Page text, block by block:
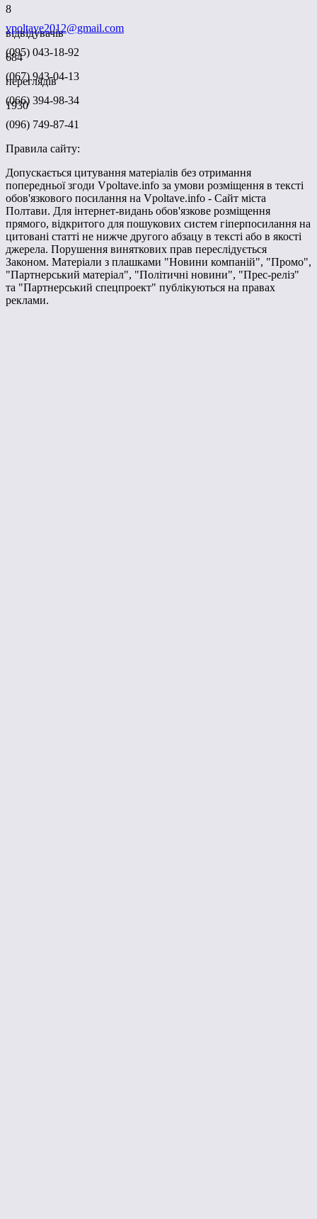
8
відвідувачів
684
переглядів
1930
vpoltave2012@gmail.com
(095) 043-18-92
(067) 943-04-13
(066) 394-98-34
(096) 749-87-41
Правила сайту:
Допускається цитування матеріалів без отримання
попередньої згоди Vpoltave.info за умови розміщення в тексті
обов'язкового посилання на Vpoltave.info - Сайт міста
Полтави. Для інтернет-видань обов'язкове розміщення
прямого, відкритого для пошукових систем гіперпосилання на
цитовані статті не нижче другого абзацу в тексті або в якості
джерела. Порушення виняткових прав переслідується
Законом. Матеріали з плашками "Новини компаній", "Промо",
"Партнерський матеріал", "Політичні новини", "Прес-реліз"
та "Партнерський спецпроект" публікуються на правах
реклами.